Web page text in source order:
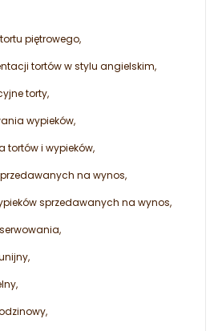
piętrowego,
tortów w stylu angielskim,
torty,
wypieków,
tortów i wypieków,
na wynos,
sprzedawanych na wynos,